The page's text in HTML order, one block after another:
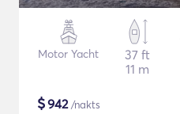
Motor Yacht
37 ft
11 m
$942/nakts